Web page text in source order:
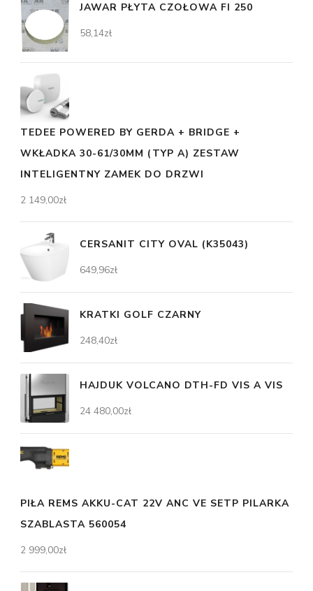
JAWAR PŁYTA CZOŁOWA FI 250
58,14zł
TEDEE POWERED BY GERDA + BRIDGE +
WKŁADKA 30-61/30MM (TYP A) ZESTAW
INTELIGENTNY ZAMEK DO DRZWI
2 149,00zł
CERSANIT CITY OVAL (K35043)
649,96zł
KRATKI GOLF CZARNY
248,40zł
HAJDUK VOLCANO DTH-FD VIS A VIS
24 480,00zł
PIŁA REMS AKKU-CAT 22V ANC VE SETP PILARKA
SZABLASTA 560054
2 999,00zł